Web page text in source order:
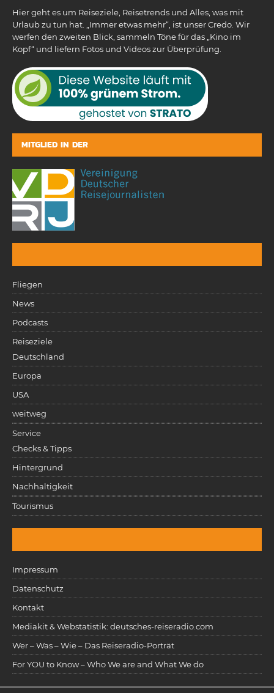
Hier geht es um Reiseziele, Reisetrends und Alles, was mit
Urlaub zu tun hat. „Immer etwas mehr“, ist unser Credo. Wir
werfen den zweiten Blick, sammeln Töne für das „Kino im
Kopf“ und liefern Fotos und Videos zur Überprüfung.
MITGLIED IN DER
Fliegen
News
Podcasts
Reiseziele
Deutschland
Europa
USA
weitweg
Service
Checks & Tipps
Hintergrund
Nachhaltigkeit
Tourismus
Impressum
Datenschutz
Kontakt
Mediakit & Webstatistik: deutsches-reiseradio.com
Wer – Was – Wie – Das Reiseradio-Porträt
For YOU to Know – Who We are and What We do